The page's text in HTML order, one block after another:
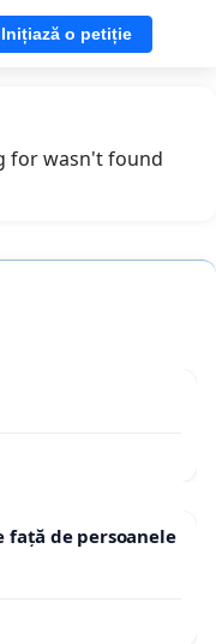
Inițiază o petiție
for wasn't found
de persoanele